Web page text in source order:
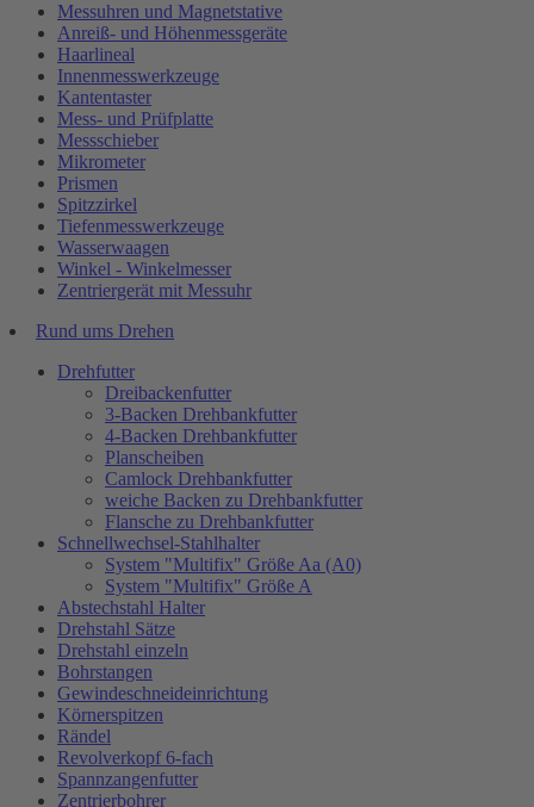
Messuhren und Magnetstative
Anreiß- und Höhenmessgeräte
Haarlineal
Innenmesswerkzeuge
Kantentaster
Mess- und Prüfplatte
Messschieber
Mikrometer
Prismen
Spitzzirkel
Tiefenmesswerkzeuge
Wasserwaagen
Winkel - Winkelmesser
Zentriergerät mit Messuhr
Rund ums Drehen
Drehfutter
Dreibackenfutter
3-Backen Drehbankfutter
4-Backen Drehbankfutter
Planscheiben
Camlock Drehbankfutter
weiche Backen zu Drehbankfutter
Flansche zu Drehbankfutter
Schnellwechsel-Stahlhalter
System "Multifix" Größe Aa (A0)
System "Multifix" Größe A
Abstechstahl Halter
Drehstahl Sätze
Drehstahl einzeln
Bohrstangen
Gewindeschneideinrichtung
Körnerspitzen
Rändel
Revolverkopf 6-fach
Spannzangenfutter
Zentrierbohrer